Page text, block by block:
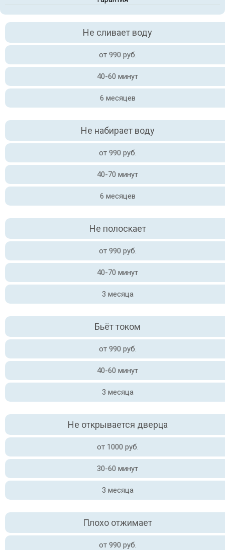
Не сливает воду
от 990 руб.
40-60 минут
6 месяцев
Не набирает воду
от 990 руб.
40-70 минут
6 месяцев
Не полоскает
от 990 руб.
40-70 минут
3 месяца
Бьёт током
от 990 руб.
40-60 минут
3 месяца
Не открывается дверца
от 1000 руб.
30-60 минут
3 месяца
Плохо отжимает
от 990 руб.